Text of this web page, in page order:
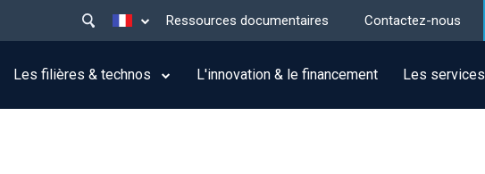
Lister les actions supplémentaires
menu
top
Ressources documentaires Contactez-nous
Les filières & technos L'innovation & le financement Les services